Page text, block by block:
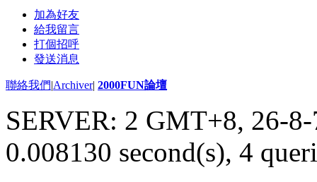
加為好友
給我留言
打個招呼
發送消息
聯絡我們|Archiver| 2000FUN論壇
SERVER: 2 GMT+8, 26-
0.008130 second(s), 4